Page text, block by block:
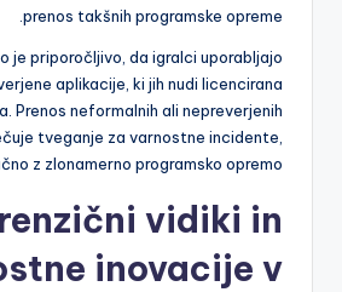
prenos takšnih programske opreme.
je priporočljivo, da igralci uporabljajo
aplikacije, ki jih nudi licencirana
Prenos neformalnih ali nepreverjenih
tveganje za varnostne incidente,
z zlonamerno programsko opremo.
vidiki in
inovacije v